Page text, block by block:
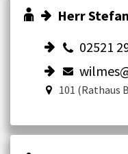
Herr
02521
101 (Rathaus